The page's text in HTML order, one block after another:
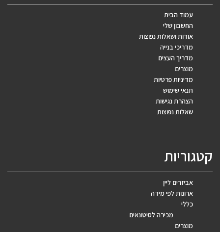
עמוד הבית
החשבון שלי
אודות ושאלות נפוצות
מדריכי בנייה
מדריך העצים
מוצרים
מדיניות פרטיות
תנאי שימוש
הצהרת נגישות
שאלות נפוצות
קטגוריות
אביזרים ליין
ארונות לפי מידה
כללי
מכירה לסיטונאים
מוצרים